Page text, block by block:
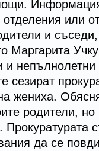
или
и
Маргарита
непълнолетни
сезират
жениха.
родители,
да се